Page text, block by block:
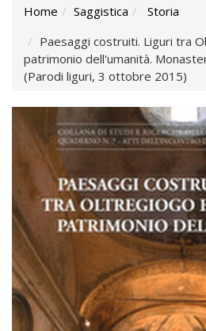
Home Saggistica
Storia
Paesaggi costruiti. Liguri tra
patrimonio dell'umanità.
(Parodi liguri, 3 ottobre 2015)